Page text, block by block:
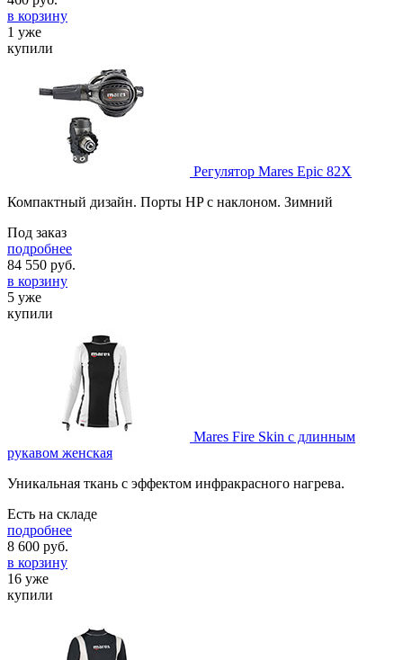
в корзину
1 уже
купили
Регулятор Mares Epic 82X
Компактный дизайн. Порты HP c наклоном. Зимний
Под заказ
подробнее
84 550 руб.
в корзину
5 уже
купили
Mares Fire Skin с длинным
рукавом женская
Уникальная ткань с эффектом инфракрасного нагрева.
Есть на складе
подробнее
8 600 руб.
в корзину
16 уже
купили